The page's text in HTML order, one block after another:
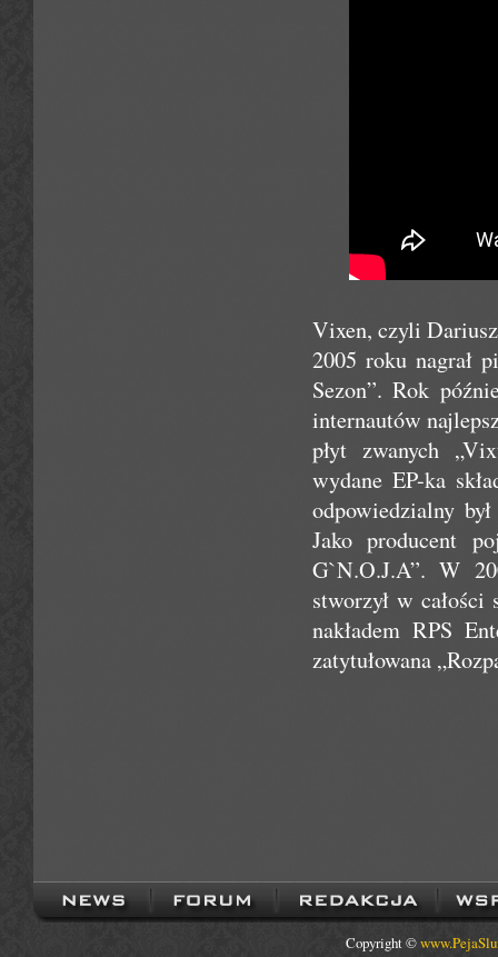
Vixen, czyli
2005 roku nagrał
Sezon”. Rok
internautów
płyt zwanych
wydane EP-ka
odpowiedzialny
Jako producent
G`N.O.J.A”. W
stworzył w
nakładem RPS
zatytułowana
Copyright ©